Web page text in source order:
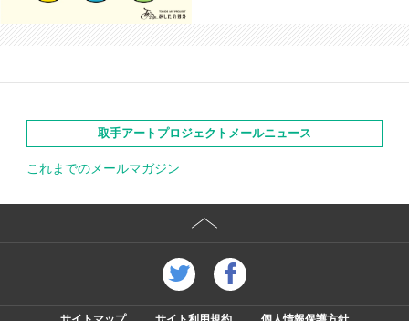
取手アートプロジェクトメールニュース
これまでのメールマガジン